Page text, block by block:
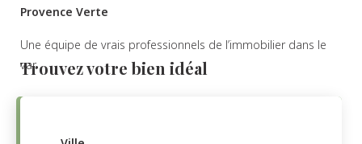
Provence Verte
Une équipe de vrais professionnels de l’immobilier dans le
var.
Trouvez votre bien idéal